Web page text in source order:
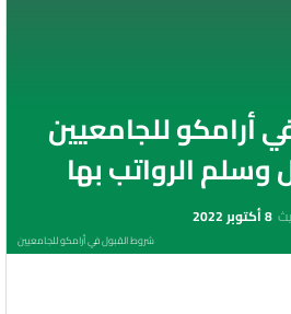
أرامكو للجامعيين
الرواتب بها
8 أكتوبر 2022
شروط القبول في أرامكو للجامعيين